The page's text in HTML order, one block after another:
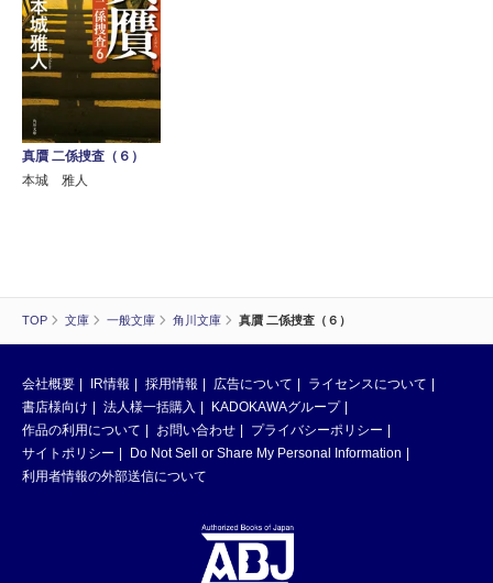
TOP 文庫 一般文庫 角川文庫 真贋 二係捜査（６）
真贋 二係捜査（６）
本城 雅人
会社概要 IR情報 採用情報 広告について
ライセンスについて
書店様向け
法人様一括購入
KADOKAWAグループ
作品の利用について
お問い合わせ
プライバシーポリシー
サイトポリシー
Do Not Sell or Share My Personal Information
利用者情報の外部送信について